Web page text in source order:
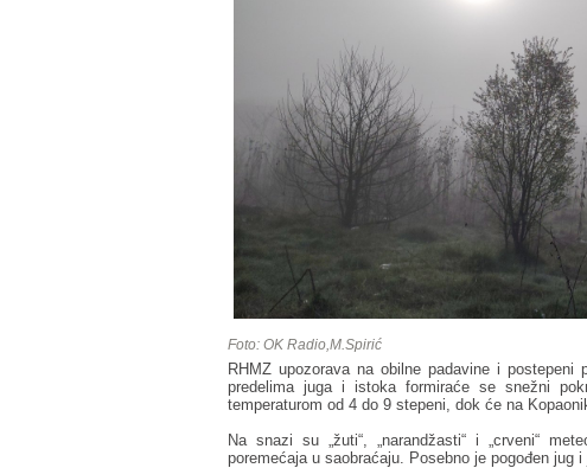
Foto: OK Radio,M.Spirić
RHMZ upozorava na obilne padavine i
predelima juga i istoka formiraće se snežni
temperaturom od 4 do 9 stepeni, dok će na
Na snazi su „žuti“, „narandžasti“ i „crveni“
poremećaja u saobraćaju. Posebno je pogođen jug